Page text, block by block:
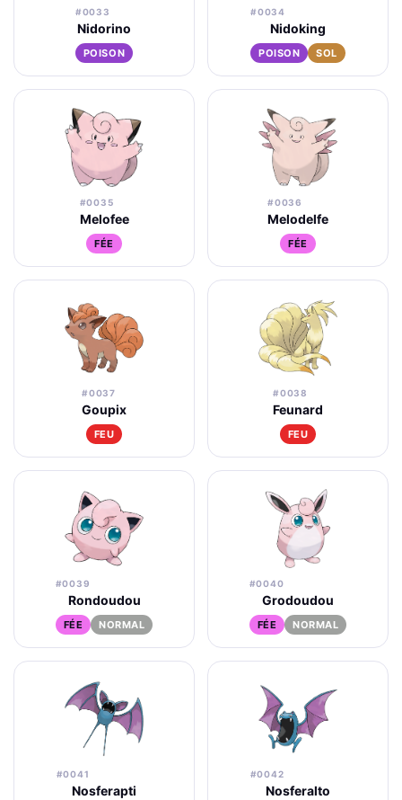
#0033
Nidorino
POISON
#0034
Nidoking
POISON SOL
#0035
Melofee
FÉE
#0036
Melodelfe
FÉE
#0037
Goupix
FEU
#0038
Feunard
FEU
#0039
Rondoudou
FÉE NORMAL
#0040
Grodoudou
FÉE NORMAL
#0041
Nosferapti
#0042
Nosferalto